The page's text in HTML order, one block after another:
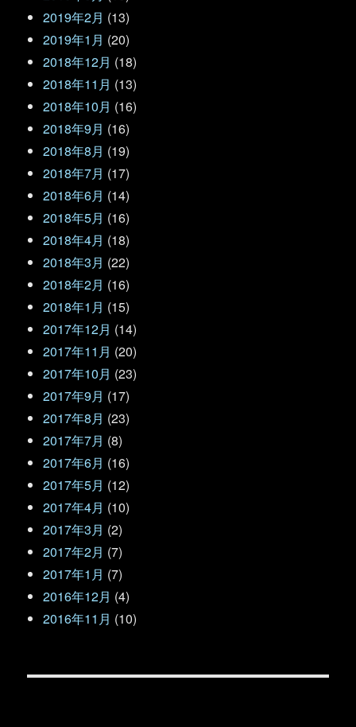
2019年2月 (13)
2019年1月 (20)
2018年12月 (18)
2018年11月 (13)
2018年10月 (16)
2018年9月 (16)
2018年8月 (19)
2018年7月 (17)
2018年6月 (14)
2018年5月 (16)
2018年4月 (18)
2018年3月 (22)
2018年2月 (16)
2018年1月 (15)
2017年12月 (14)
2017年11月 (20)
2017年10月 (23)
2017年9月 (17)
2017年8月 (23)
2017年7月 (8)
2017年6月 (16)
2017年5月 (12)
2017年4月 (10)
2017年3月 (2)
2017年2月 (7)
2017年1月 (7)
2016年12月 (4)
2016年11月 (10)